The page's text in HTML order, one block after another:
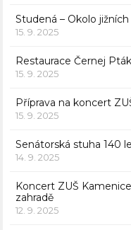
Studená – Okolo jižních
15. 9. 2025
Restaurace Černej Pták
15. 9. 2025
Příprava na koncert
15. 9. 2025
Senátorská stuha 140
14. 9. 2025
Koncert ZUŠ
zahradě
12. 9. 2025